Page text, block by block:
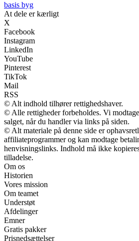
basis byg
At dele er kærligt
X
Facebook
Instagram
LinkedIn
YouTube
Pinterest
TikTok
Mail
RSS
© Alt indhold tilhører rettighedshaver.
© Alle rettigheder forbeholdes. Vi
salget, når du handler via links på siden.
© Alt materiale på denne side er
affiliateprogrammer og kan modtage
henvisningslinks. Indhold må ikke
tilladelse.
Om os
Historien
Vores mission
Om teamet
Understøt
Afdelinger
Emner
Gratis pakker
Prisnedsættelser